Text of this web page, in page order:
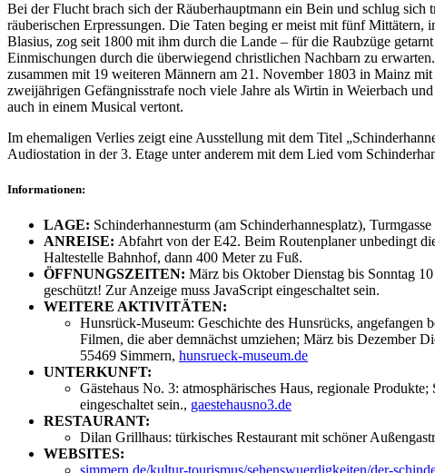
Bei der Flucht brach sich der Räuberhauptmann ein Bein und schlug
räuberischen Erpressungen. Die Taten beging er meist mit fünf Mittätern,
Blasius, zog seit 1800 mit ihm durch die Lande – für die Raubzüge
Einmischungen durch die überwiegend christlichen Nachbarn zu
zusammen mit 19 weiteren Männern am 21. November 1803 in Mainz
zweijährigen Gefängnisstrafe noch viele Jahre als Wirtin in Weierbach
auch in einem Musical vertont.
Im ehemaligen Verlies zeigt eine Ausstellung mit dem Titel
Audiostation in der 3. Etage unter anderem mit dem Lied vom
Informationen:
LAGE: Schinderhannesturm (am Schinderhannesplatz),
ANREISE: Abfahrt von der E42. Beim Routenplaner unbedingt
Haltestelle Bahnhof, dann 400 Meter zu Fuß.
ÖFFNUNGSZEITEN: März bis Oktober Dienstag bis Sonntag
geschützt! Zur Anzeige muss JavaScript eingeschaltet sein.
WEITERE AKTIVITÄTEN:
Hunsrück-Museum: Geschichte des Hunsrücks,
Filmen, die aber demnächst umziehen; März bis Dezember
55469 Simmern, hunsrueck-museum.de
UNTERKUNFT:
Gästehaus No. 3: atmosphärisches Haus, regionale
eingeschaltet sein., gaestehausno3.de
RESTAURANT:
Dilan Grillhaus: türkisches Restaurant mit schöner
WEBSITES: